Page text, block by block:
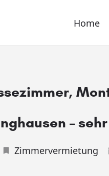
Home
–
Zimmervermietung